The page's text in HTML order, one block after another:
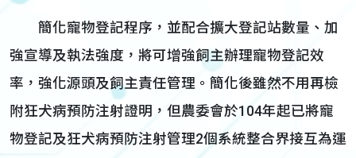
簡化寵物登記程序，並配合擴大登記站數量、加
強宣導及執法強度，將可增強飼主辦理寵物登記效
率，強化源頭及飼主責任管理。簡化後雖然不用再檢
附狂犬病預防注射證明，但農委會於104年起已將寵
物登記及狂犬病預防注射管理2個系統整合界接互為運